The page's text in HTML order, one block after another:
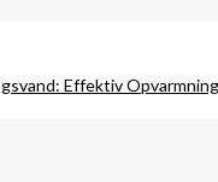
Effektiv